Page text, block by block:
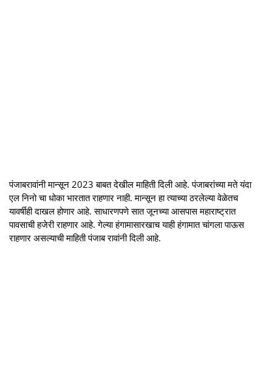
पंजाबरावांनी मान्सून 2023 बाबत देखील माहिती दिली आहे. पंजाबरांच्या मते यंदा
एल निनो चा धोका भारतात राहणार नाही. मान्सून हा त्याच्या ठरलेल्या वेळेतच
यावर्षीही दाखल होणार आहे. साधारणपणे सात जूनच्या आसपास महाराष्ट्रात
पावसाची हजेरी राहणार आहे. गेल्या हंगामासारखाच याही हंगामात चांगला पाऊस
राहणार असल्याची माहिती पंजाब रावांनी दिली आहे.